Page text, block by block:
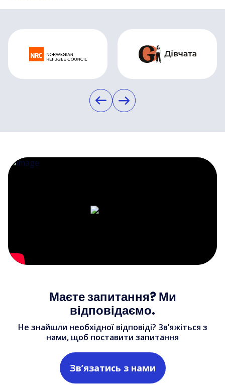
Маєте запитання? Ми
відповідаємо.
Не знайшли необхідної відповіді? Зв’яжіться з
нами, щоб поставити запитання
Зв’язатись з нами